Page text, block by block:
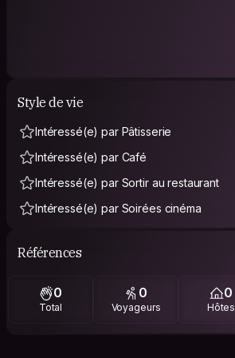
Style de vie
Intéressé(e) par Pâtisserie
Intéressé(e) par Café
Intéressé(e) par Sortir au restaurant
Intéressé(e) par Soirées cinéma
Références
0
Total
0
Voyageurs
0
Hôtes